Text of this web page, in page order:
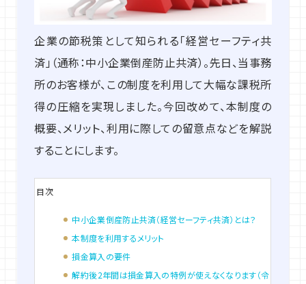
企業の節税策として知られる「経営セーフティ共
済」（通称：中小企業倒産防止共済）。先日、当事務
所のお客様が、この制度を利用して大幅な課税所
得の圧縮を実現しました。今回改めて、本制度の
概要、メリット、利用に際しての留意点などを解説
することにします。
目次
中小企業倒産防止共済（経営セーフティ共済）とは？
本制度を利用するメリット
損金算入の要件
解約後2年間は損金算入の特例が使えなくなります（令